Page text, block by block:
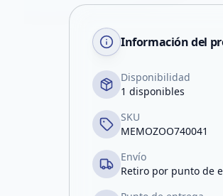
Información del
Disponibilidad
1 disponibles
SKU
MEMOZOO740041
Envío
Retiro por punto de